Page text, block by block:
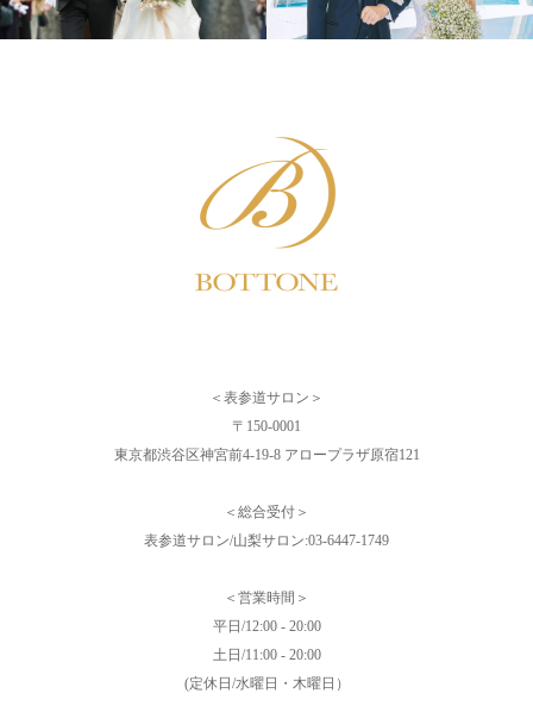
カジュアル フォーマル
＜表参道サロン＞
〒150-0001
東京都渋谷区神宮前4-19-8 アロープラザ原宿121
＜総合受付＞
表参道サロン/山梨サロン:03-6447-1749
＜営業時間＞
平日/12:00 - 20:00
土日/11:00 - 20:00
(定休日/水曜日・木曜日）